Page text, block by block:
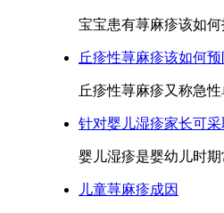
宝宝患有荨麻疹该如
丘疹性荨麻疹该如何
丘疹性荨麻疹又称急
针对婴儿湿疹家长可
婴儿湿疹是婴幼儿时
儿童荨麻疹成因